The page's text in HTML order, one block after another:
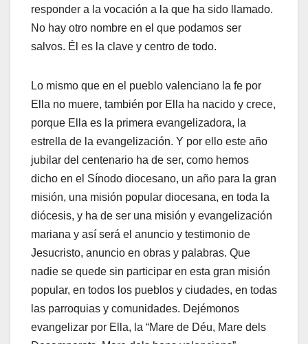
responder a la vocación a la que ha sido llamado.
No hay otro nombre en el que podamos ser
salvos. Él es la clave y centro de todo.
Lo mismo que en el pueblo valenciano la fe por
Ella no muere, también por Ella ha nacido y crece,
porque Ella es la primera evangelizadora, la
estrella de la evangelización. Y por ello este año
jubilar del centenario ha de ser, como hemos
dicho en el Sínodo diocesano, un año para la gran
misión, una misión popular diocesana, en toda la
diócesis, y ha de ser una misión y evangelización
mariana y así será el anuncio y testimonio de
Jesucristo, anuncio en obras y palabras. Que
nadie se quede sin participar en esta gran misión
popular, en todos los pueblos y ciudades, en todas
las parroquias y comunidades. Dejémonos
evangelizar por Ella, la “Mare de Déu, Mare dels